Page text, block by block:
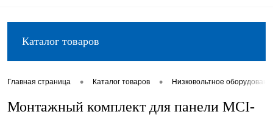
Каталог товаров
Главная страница • Каталог товаров • Низковольтное
Монтажный комплект для панели MCI-